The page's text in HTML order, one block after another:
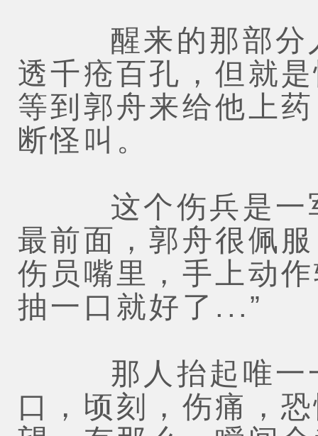
醒来的那部分人
透千疮百孔，但就
等到郭舟来给他上
断怪叫。
这个伤兵是一军
最前面，郭舟很佩
伤员嘴里，手上动
抽一口就好了...”
那人抬起唯一一
口，顷刻，伤痛，